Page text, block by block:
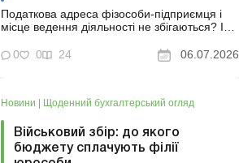
Податкова адреса фізособи-підприємця і
місце ведення діяльності не збігаються? Із
до якого органу ДПС подавати документи
для реєстрації РРО/ПРРО, чи потрібно
платників єдиного по...
0 0 24 06.07.2026
Новини | Щоденний бухгалтерський огляд
Військовий збір: до якого
бюджету сплачують філії